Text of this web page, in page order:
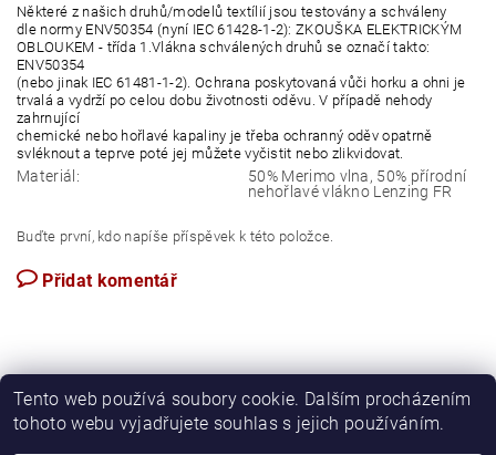
Některé z našich druhů/modelů textílií jsou testovány a schváleny
dle normy ENV50354 (nyní IEC 61428-1-2): ZKOUŠKA ELEKTRICKÝM
OBLOUKEM - třída 1.Vlákna schválených druhů se označí takto:
ENV50354
(nebo jinak IEC 61481-1-2). Ochrana poskytovaná vůči horku a ohni je
trvalá a vydrží po celou dobu životnosti oděvu. V případě nehody
zahrnující
chemické nebo hořlavé kapaliny je třeba ochranný oděv opatrně
svléknout a teprve poté jej můžete vyčistit nebo zlikvidovat.
Materiál:
50% Merimo vlna, 50% přírodní
nehořlavé vlákno Lenzing FR
Buďte první, kdo napíše příspěvek k této položce.
Přidat komentář
Tento web používá soubory cookie. Dalším procházením
tohoto webu vyjadřujete souhlas s jejich používáním.